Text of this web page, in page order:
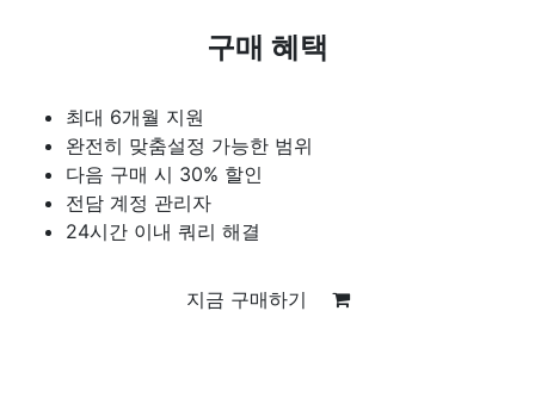
구매 혜택
최대 6개월 지원
완전히 맞춤설정 가능한 범위
다음 구매 시 30% 할인
전담 계정 관리자
24시간 이내 쿼리 해결
지금 구매하기